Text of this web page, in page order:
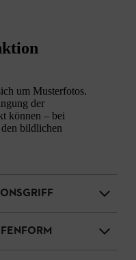
um Musterfotos.
der
können – bei
bildlichen